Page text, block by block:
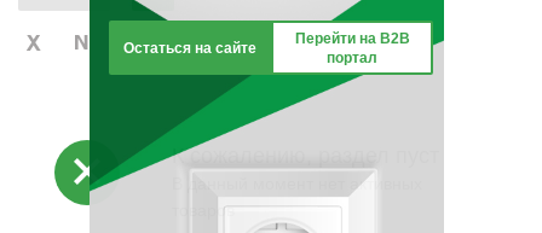
К сожалению, раздел пуст
В данный момент нет активных
товаров
Остаться на сайте
Перейти на B2B
портал